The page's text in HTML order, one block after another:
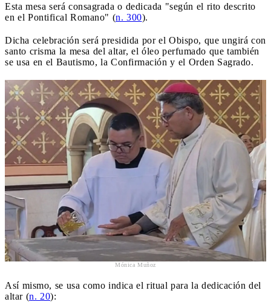
Esta mesa será consagrada o dedicada "según el rito descrito
en el Pontifical Romano" (n. 300).
Dicha celebración será presidida por el Obispo, que ungirá con
santo crisma la mesa del altar, el óleo perfumado que también
se usa en el Bautismo, la Confirmación y el Orden Sagrado.
Mónica Muñoz
Así mismo, se usa como indica el ritual para la dedicación del
altar (n. 20):